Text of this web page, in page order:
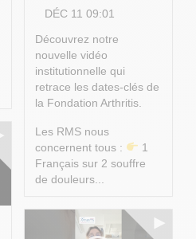
DÉC 11 09:01
Découvrez notre
nouvelle vidéo
institutionnelle qui
retrace les dates-clés de
la Fondation Arthritis.
Les RMS nous
concernent tous :
1
Français sur 2 souffre
de douleurs...